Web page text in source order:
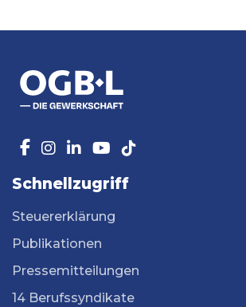
Schnellzugriff
Steuererklärung
Publikationen
Pressemitteilungen
14 Berufssyndikate